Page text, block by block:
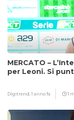
MERCATO –
per Leoni. Si
Digitrend,1 anno fa 1